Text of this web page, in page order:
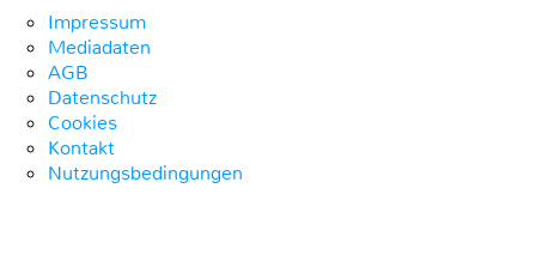
Impressum
Mediadaten
AGB
Datenschutz
Cookies
Kontakt
Nutzungsbedingungen